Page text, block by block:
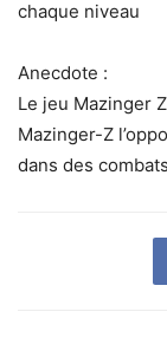
chaque niveau
Anecdote :
Le jeu Mazinger
Mazinger-Z
dans des